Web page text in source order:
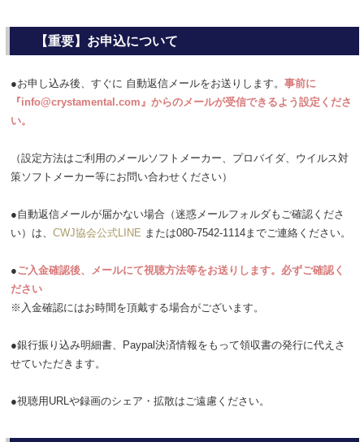
【重要】お申込について
●お申し込み後、すぐに 自動返信メールをお送りします。 事前に
『info@crystamental.com』からのメールが受信できるよう設定くださ
い。
（設定方法はご利用のメールソフトメーカー、プロバイダ、ウイルス対
策ソフトメーカー等にお問い合わせください）
●自動返信メールが届かない場合（迷惑メールフォルダもご確認くださ
い）は、 CWJ協会公式LINE または080-7542-1114までご連絡ください。
●ご入金確認後、メールにて視聴方法等をお送りします。必ずご確認く
ださい
※入金確認にはお時間を頂戴する場合がございます。
●銀行振り込み明細書、Paypal決済情報をもって領収書の発行に代えさ
せていただきます。
●視聴用URLや録画のシェア・拡散はご遠慮ください。